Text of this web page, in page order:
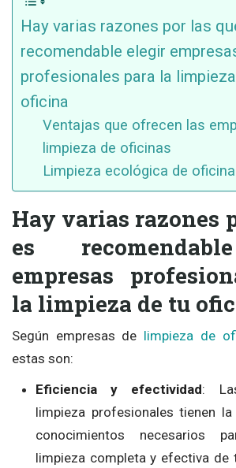
Hay varias razones por las
recomendable elegir
profesionales para la
oficina
Ventajas que ofrecen las
limpieza de oficinas
Limpieza ecológica de
Hay varias razones
es
empresas
la limpieza de tu
Según empresas de limpieza de
estas son:
Eficiencia y efectividad:
limpieza profesionales tienen
conocimientos necesarios
limpieza completa y efectiva de